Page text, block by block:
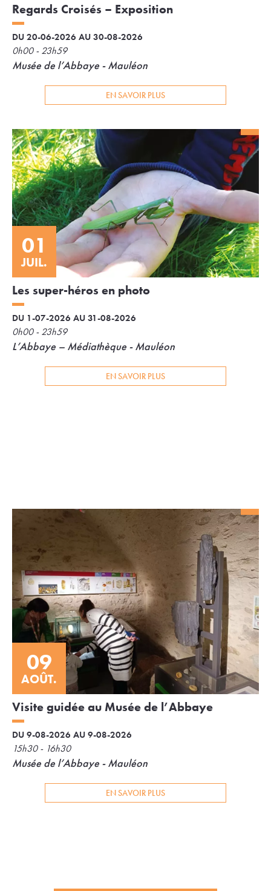
Regards Croisés – Exposition
DU 20-06-2026 AU 30-08-2026
0h00 - 23h59
Musée de l’Abbaye - Mauléon
EN SAVOIR PLUS
01
JUIL.
Les super-héros en photo
DU 1-07-2026 AU 31-08-2026
0h00 - 23h59
L’Abbaye – Médiathèque - Mauléon
EN SAVOIR PLUS
09
AOÛT.
Visite guidée au Musée de l’Abbaye
DU 9-08-2026 AU 9-08-2026
15h30 - 16h30
Musée de l’Abbaye - Mauléon
EN SAVOIR PLUS